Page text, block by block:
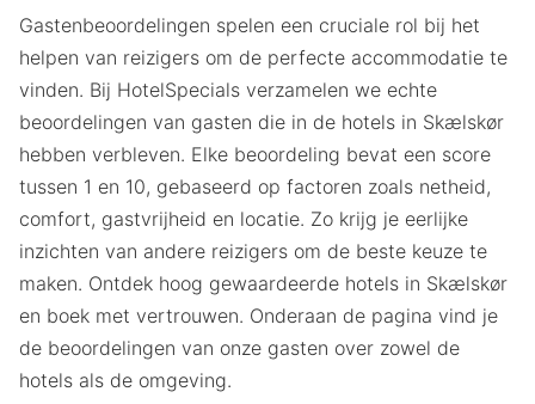
Gastenbeoordelingen spelen een cruciale rol bij het
helpen van reizigers om de perfecte accommodatie te
vinden. Bij HotelSpecials verzamelen we echte
beoordelingen van gasten die in de hotels in Skælskør
hebben verbleven. Elke beoordeling bevat een score
tussen 1 en 10, gebaseerd op factoren zoals netheid,
comfort, gastvrijheid en locatie. Zo krijg je eerlijke
inzichten van andere reizigers om de beste keuze te
maken. Ontdek hoog gewaardeerde hotels in Skælskør
en boek met vertrouwen. Onderaan de pagina vind je
de beoordelingen van onze gasten over zowel de
hotels als de omgeving.